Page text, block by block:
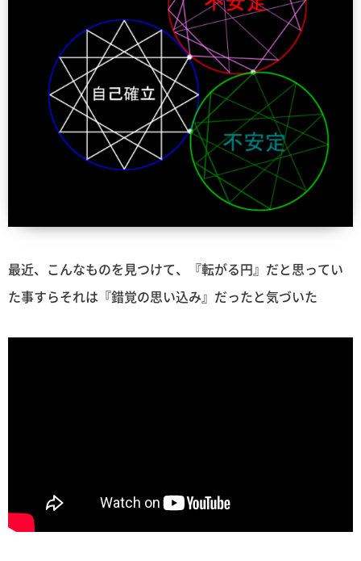
最近、こんなものを見つけて、『転がる円』だと思ってい
た事すらそれは『錯覚の思い込み』だったと気づいた